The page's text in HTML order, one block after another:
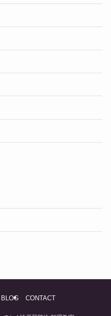
BLOG CONTACT